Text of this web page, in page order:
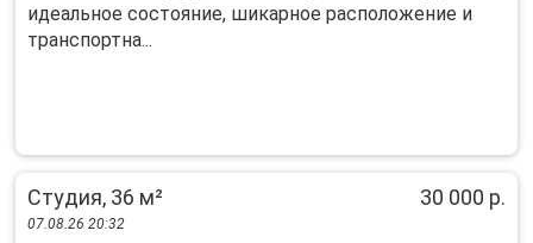
идеальное состояние, шикарное расположение и
транспортна...
Студия, 36 м² 30 000 р.
07.08.26 20:32